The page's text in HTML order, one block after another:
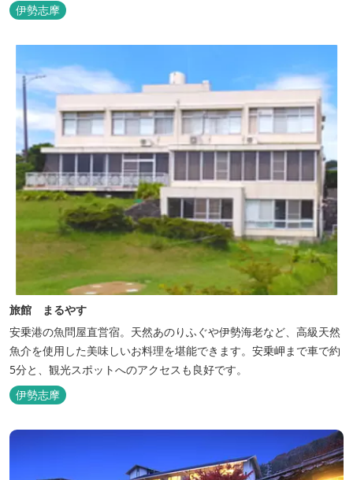
ト・マリーナの管理・運営を行っております。
伊勢志摩
旅館 まるやす
安乗港の魚問屋直営宿。天然あのりふぐや伊勢海老など、高級天然
魚介を使用した美味しいお料理を堪能できます。安乗岬まで車で約
5分と、観光スポットへのアクセスも良好です。
伊勢志摩